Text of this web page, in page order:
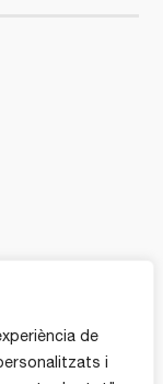
de
i